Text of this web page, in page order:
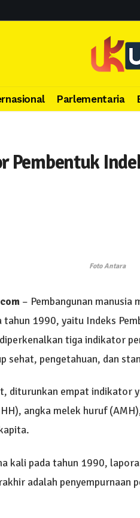
Parlementaria
Pembentuk
Foto Antara
– Pembangunan manusia
1990, yaitu Indeks
tiga indikator
sehat, pengetahuan, dan
diturunkan empat indikator
angka melek huruf
kali pada tahun 1990,
adalah penyempurnaan